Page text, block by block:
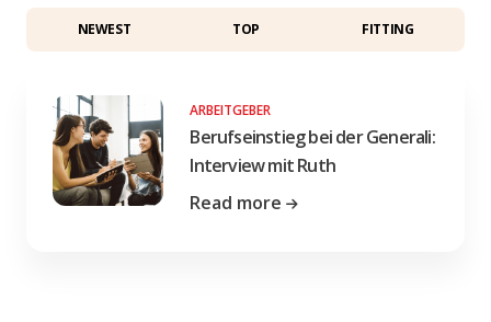
NEWEST TOP FITTING
ARBEITGEBER
Berufseinstieg bei der Generali:
Interview mit Ruth
Read more